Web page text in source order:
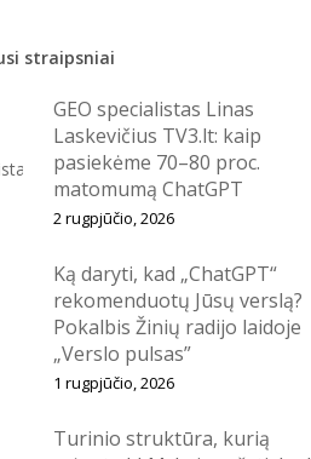
straipsniai
GEO specialistas Linas
Laskevičius TV3.lt: kaip
pasiekėme 70–80 proc.
matomumą ChatGPT
2 rugpjūčio, 2026
Ką daryti, kad „ChatGPT“
rekomenduotų Jūsų verslą?
Pokalbis Žinių radijo laidoje
„Verslo pulsas”
1 rugpjūčio, 2026
Turinio struktūra, kurią